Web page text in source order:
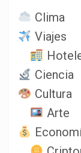
Clima
Viajes
Ciencia
Cultura
Arte